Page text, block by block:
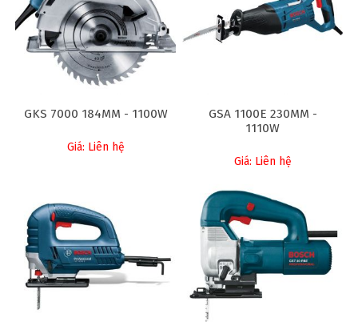
GKS 7000 184MM - 1100W
Giá: Liên hệ
GSA 1100E 230MM -
1110W
Giá: Liên hệ